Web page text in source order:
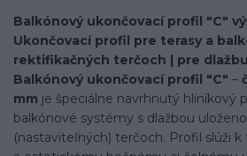
Balkónový ukončovací profil "C"
Ukončovací profil pre terasy a
rektifikačných terčoch | pre
Balkónový ukončovací profil "C" –
mm je špeciálne navrhnutý hliníkový
balkónové systémy s dlažbou
(nastaviteľných) terčoch. Profil slúži